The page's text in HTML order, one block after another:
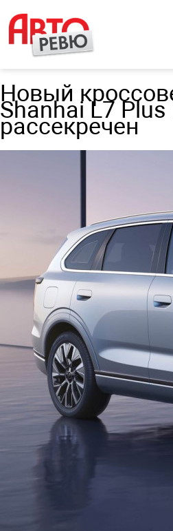
Новый
Shanhai L7
рассекречен